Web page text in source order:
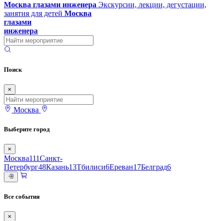
Москва глазами инженера Экскурсии, лекции, дегустации,
занятия для детей Москва
глазами
инженера
Поиск
×
Москва
Выберите город
×
Москва111Санкт-
Петербург48Казань13Тбилиси6Ереван17Белград6
Все события
×